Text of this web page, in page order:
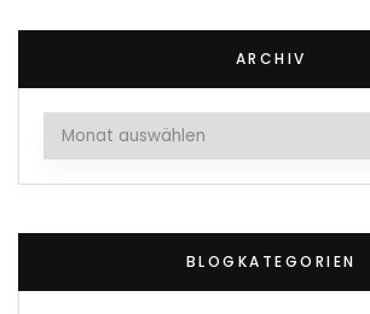
ARCHIV
Archiv
BLOGKATEGORIEN